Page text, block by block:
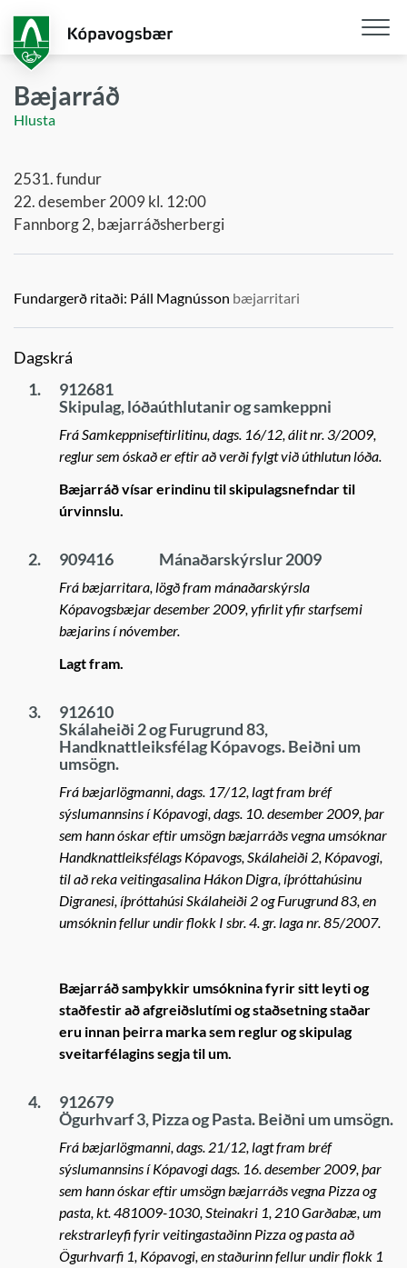
aðalefni
Bæjarráð
Hlusta
2531. fundur
22. desember 2009 kl. 12:00
Fannborg 2, bæjarráðsherbergi
Fundargerð ritaði: Páll Magnússon bæjarritari
Dagskrá
1.
912681
Skipulag, lóðaúthlutanir og samkeppni
Frá Samkeppniseftirlitinu, dags. 16/12, álit nr. 3/2009,
reglur sem óskað er eftir að verði fylgt við úthlutun lóða.
Bæjarráð vísar erindinu til skipulagsnefndar til
úrvinnslu.
2. 909416 Mánaðarskýrslur 2009
Frá bæjarritara, lögð fram mánaðarskýrsla
Kópavogsbæjar desember 2009, yfirlit yfir starfsemi
bæjarins í nóvember.
Lagt fram.
3.
912610
Skálaheiði 2 og Furugrund 83,
Handknattleiksfélag Kópavogs. Beiðni um
umsögn.
Frá bæjarlögmanni, dags. 17/12, lagt fram bréf
sýslumannsins í Kópavogi, dags. 10. desember 2009, þar
sem hann óskar eftir umsögn bæjarráðs vegna umsóknar
Handknattleiksfélags Kópavogs, Skálaheiði 2, Kópavogi,
til að reka veitingasalina Hákon Digra, íþróttahúsinu
Digranesi, íþróttahúsi Skálaheiði 2 og Furugrund 83, en
umsóknin fellur undir flokk I sbr. 4. gr. laga nr. 85/2007.
Bæjarráð samþykkir umsóknina fyrir sitt leyti og
staðfestir að afgreiðslutími og staðsetning staðar
eru innan þeirra marka sem reglur og skipulag
sveitarfélagins segja til um.
4.
912679
Ögurhvarf 3, Pizza og Pasta. Beiðni um umsögn.
Frá bæjarlögmanni, dags. 21/12, lagt fram bréf
sýslumannsins í Kópavogi dags. 16. desember 2009, þar
sem hann óskar eftir umsögn bæjarráðs vegna Pizza og
pasta, kt. 481009-1030, Steinakri 1, 210 Garðabæ, um
rekstrarleyfi fyrir veitingastaðinn Pizza og pasta að
Ögurhvarfi 1, Kópavogi, en staðurinn fellur undir flokk 1
Opna